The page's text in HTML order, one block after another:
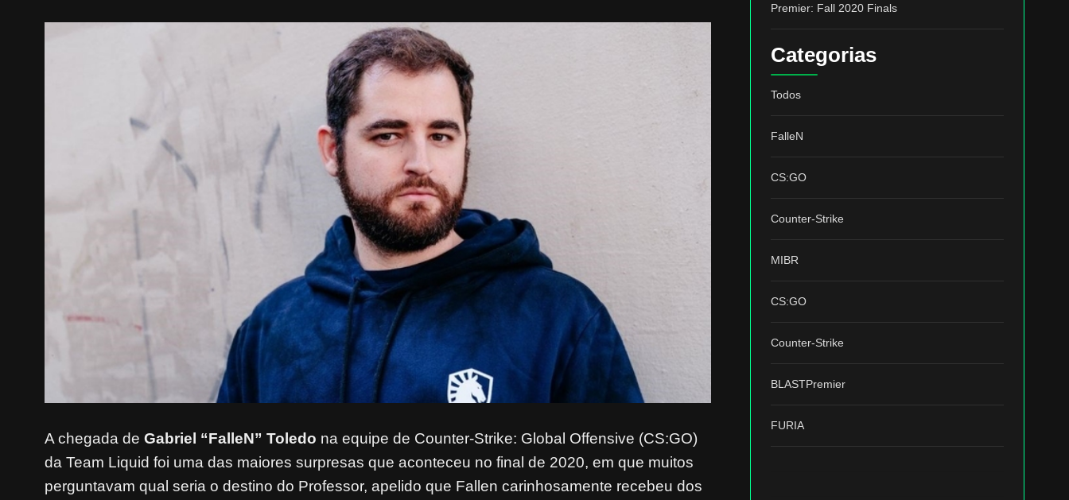
Premier: Fall 2020 Finals
Categorias
Todos
FalleN
CS:GO
Counter-Strike
MIBR
CS:GO
Counter-Strike
BLASTPremier
FURIA
A chegada de Gabriel “FalleN” Toledo na equipe de Counter-Strike: Global Offensive (CS:GO)
da Team Liquid foi uma das maiores surpresas que aconteceu no final de 2020, em que muitos
perguntavam qual seria o destino do Professor, apelido que Fallen carinhosamente recebeu dos